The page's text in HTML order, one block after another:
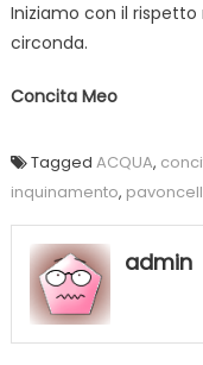
Iniziamo con il
circonda.
Concita Meo
Tagged ACQUA,
inquinamento,
admin